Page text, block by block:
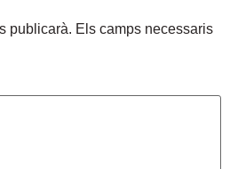
publicarà. Els camps necessaris